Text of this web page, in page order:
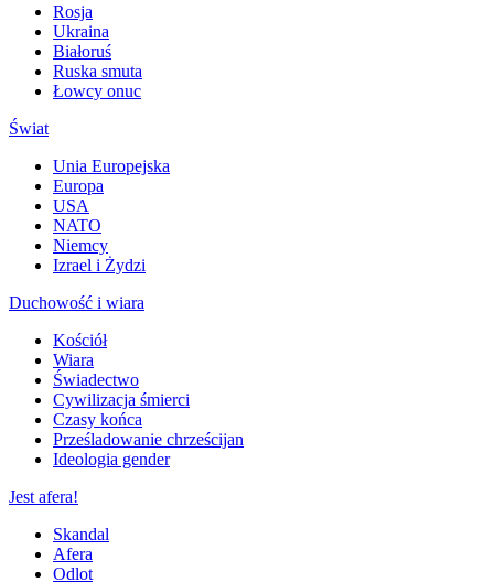
Rosja
Ukraina
Białoruś
Ruska smuta
Łowcy onuc
Świat
Unia Europejska
Europa
USA
NATO
Niemcy
Izrael i Żydzi
Duchowość i wiara
Kościół
Wiara
Świadectwo
Cywilizacja śmierci
Czasy końca
Prześladowanie chrześcijan
Ideologia gender
Jest afera!
Skandal
Afera
Odlot